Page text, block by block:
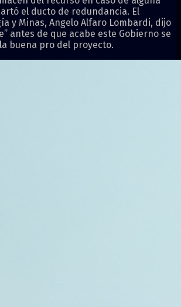
el ducto de redundancia. El
y Minas, Angelo Alfaro Lombardi, dijo
antes de que acabe este Gobierno se
buena pro del proyecto.